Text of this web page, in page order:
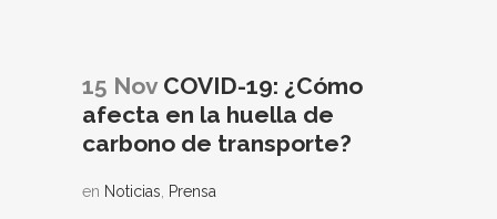
15 Nov COVID-19: ¿Cómo
afecta en la huella de
carbono de transporte?
en Noticias
Prensa